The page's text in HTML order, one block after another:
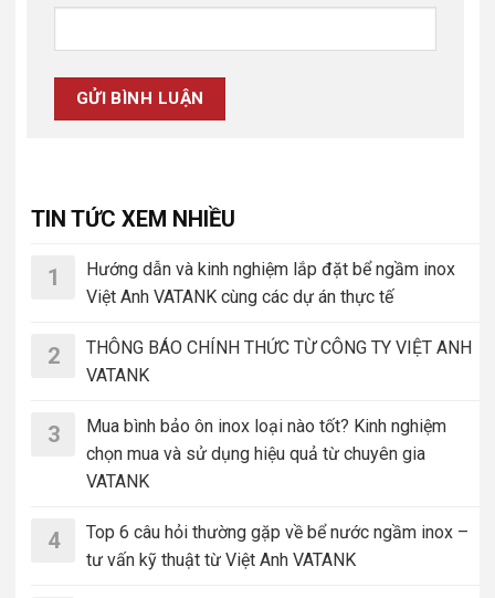
TIN TỨC XEM NHIỀU
1
Hướng dẫn và kinh nghiệm lắp đặt bể ngầm inox
Việt Anh VATANK cùng các dự án thực tế
2
THÔNG BÁO CHÍNH THỨC TỪ CÔNG TY VIỆT ANH
VATANK
3
Mua bình bảo ôn inox loại nào tốt? Kinh nghiệm
chọn mua và sử dụng hiệu quả từ chuyên gia
VATANK
4
Top 6 câu hỏi thường gặp về bể nước ngầm inox –
tư vấn kỹ thuật từ Việt Anh VATANK